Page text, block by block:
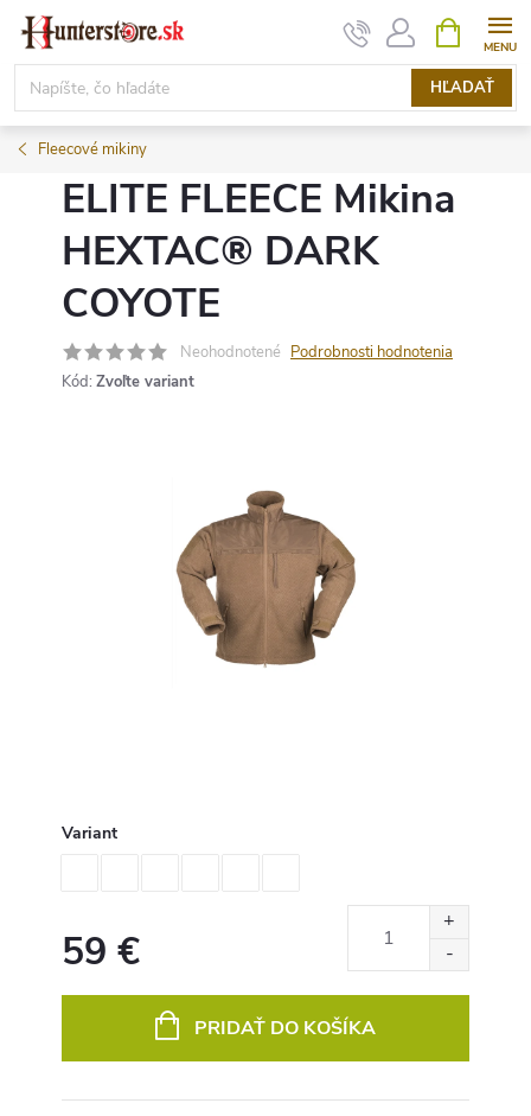
Prejsť
obsah
HĽADAŤ
KOŠÍK
Fleecové mikiny
ELITE FLEECE Mikina
HEXTAC® DARK
COYOTE
Neohodnotené Podrobnosti hodnotenia
Kód: Zvoľte variant
Variant
59 €
PRIDAŤ DO KOŠÍKA